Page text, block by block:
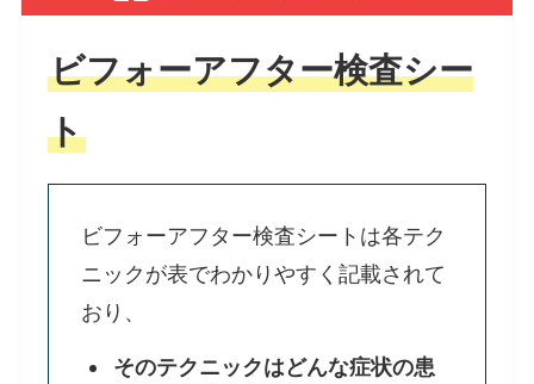
ビフォーアフター検査シー
ト
ビフォーアフター検査シートは各テク
ニックが表でわかりやすく記載されて
おり、
そのテクニックはどんな症状の患